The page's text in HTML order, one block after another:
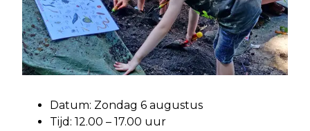
Datum: Zondag 6 augustus
Tijd: 12.00 – 17.00 uur